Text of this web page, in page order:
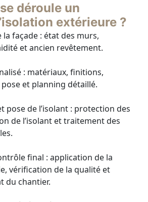
déroule un
extérieure ?
la façade : état des murs,
et ancien revêtement.
: matériaux, finitions,
et planning détaillé.
pose de l’isolant : protection des
de l’isolant et traitement des
final : application de la
vérification de la qualité et
du chantier.